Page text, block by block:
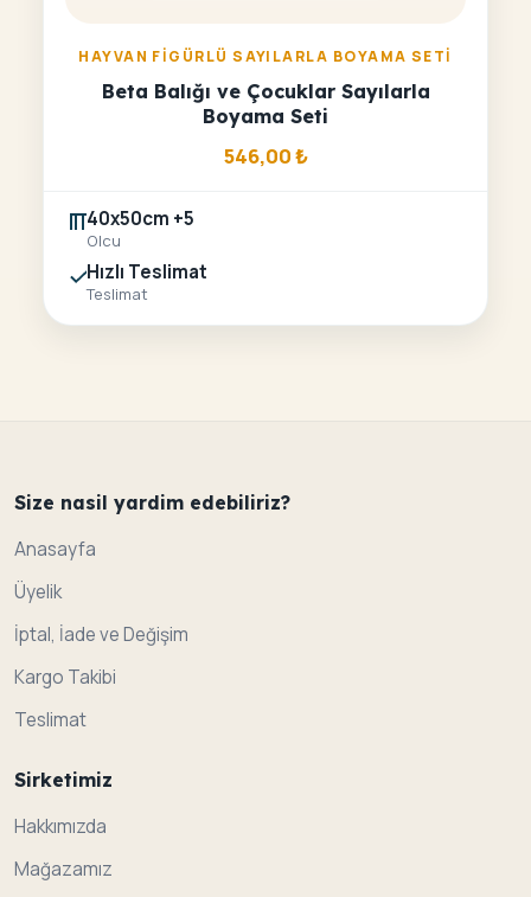
HAYVAN FIGÜRLÜ SAYILARLA BOYAMA SETI
Beta Balığı ve Çocuklar Sayılarla
Boyama Seti
546,00₺
40x50cm +5
Olcu
Hızlı Teslimat
Teslimat
Size nasil yardim edebiliriz?
Anasayfa
Üyelik
İptal, İade ve Değişim
Kargo Takibi
Teslimat
Sirketimiz
Hakkımızda
Mağazamız